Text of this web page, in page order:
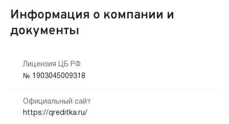
Привлечение созаемщиков:
Возможно без поручителей
Способы получения:
На карту Банковский счёт
Способы погашения:
Безналичный расчет
Нет
Мобильный телефон:
Кредитная история:
Документы:
Информация о компании и
документы
Лицензия ЦБ РФ
№ 1903045009318
Официальный сайт
https://qreditka.ru/